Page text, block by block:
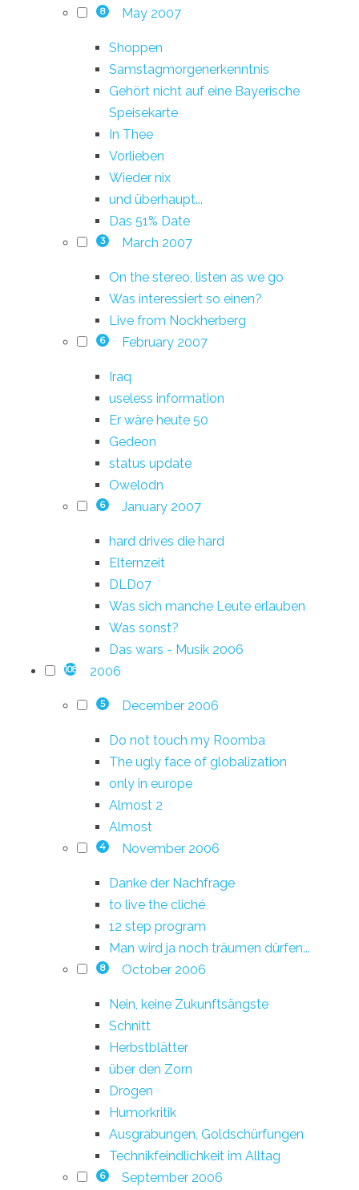
8 May 2007
Shoppen
Samstagmorgenerkenntnis
Gehört nicht auf eine Bayerische
Speisekarte
In Thee
Vorlieben
Wieder nix
und überhaupt...
Das 51% Date
3 March 2007
On the stereo, listen as we go
Was interessiert so einen?
Live from Nockherberg
6 February 2007
Iraq
useless information
Er wäre heute 50
Gedeon
status update
Owelodn
6 January 2007
hard drives die hard
Elternzeit
DLD07
Was sich manche Leute erlauben
Was sonst?
Das wars - Musik 2006
108 2006
5 December 2006
Do not touch my Roomba
The ugly face of globalization
only in europe
Almost 2
Almost
4 November 2006
Danke der Nachfrage
to live the cliché
12 step program
Man wird ja noch träumen dürfen...
8 October 2006
Nein, keine Zukunftsängste
Schnitt
Herbstblätter
über den Zorn
Drogen
Humorkritik
Ausgrabungen, Goldschürfungen
Technikfeindlichkeit im Alltag
6 September 2006